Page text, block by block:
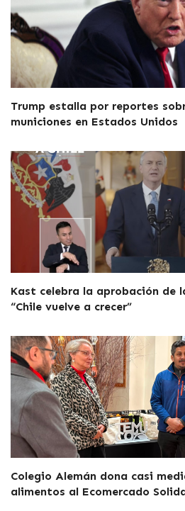
Trump estalla por reportes
municiones en Estados Unidos
Kast celebra la aprobación de
“Chile vuelve a crecer”
Colegio Alemán dona casi
alimentos al Ecomercado